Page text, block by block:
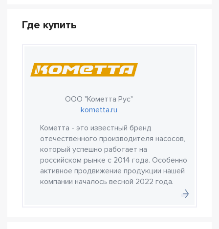
Где купить
ООО "Кометта Рус"
kometta.ru
Кометта - это известный бренд
отечественного производителя насосов,
который успешно работает на
российском рынке с 2014 года. Особенно
активное продвижение продукции нашей
компании началось весной 2022 года.